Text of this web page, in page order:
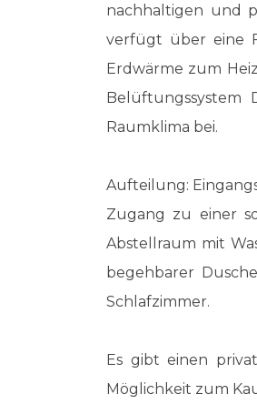
nachhaltigen und
verfügt über eine
Erdwärme zum
Belüftungssystem
Raumklima bei.
Aufteilung:
Zugang zu einer
Abstellraum mit
begehbarer
Schlafzimmer.
Es gibt einen
Möglichkeit zum